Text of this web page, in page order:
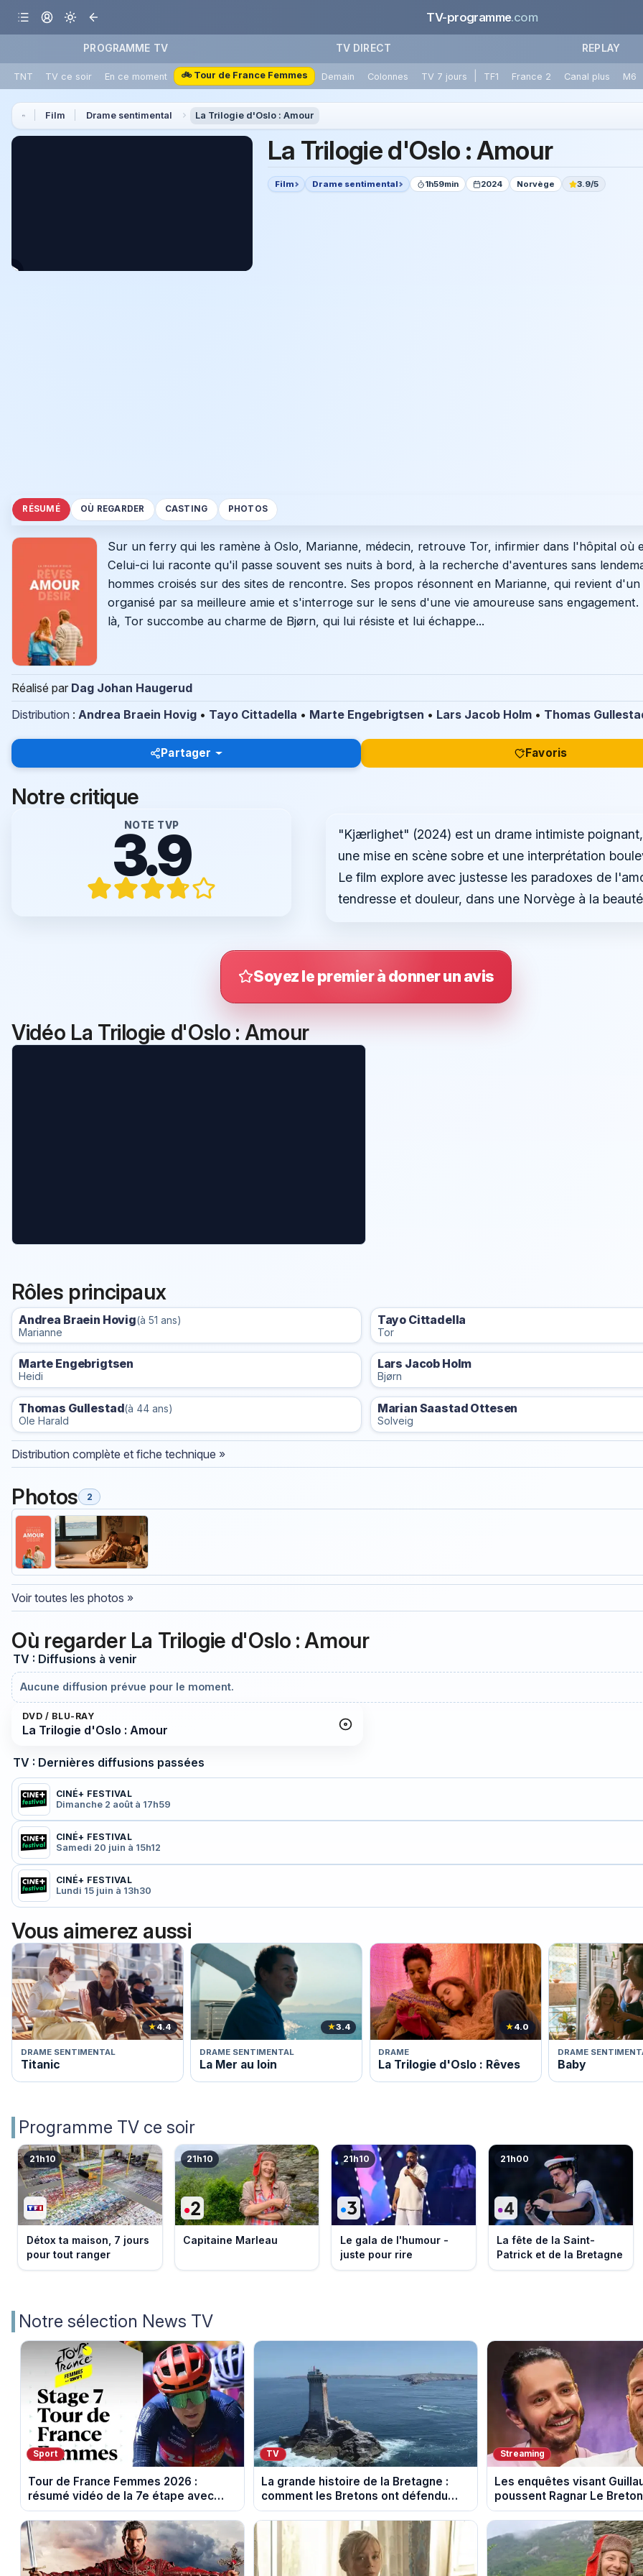
TV-programme.com
PROGRAMME TV TV DIRECT REPLAY
TNT TV ce soir En ce moment 🚲 Tour de France Femmes Demain Colonnes TV 7 jours TF1 France 2 Canal plus M6
Film Drame sentimental La Trilogie d'Oslo : Amour
La Trilogie d'Oslo : Amour
Film Drame sentimental 1h59min 2024 Norvège 3.9/5
RÉSUMÉ OÙ REGARDER CASTING PHOTOS
Sur un ferry qui les ramène à Oslo, Marianne, médecin, retrouve Tor, infirmier dans l'hôpital où
Celui-ci lui raconte qu'il passe souvent ses nuits à bord, à la recherche d'aventures sans
hommes croisés sur des sites de rencontre. Ses propos résonnent en Marianne, qui revient d'un
organisé par sa meilleure amie et s'interroge sur le sens d'une vie amoureuse sans engagement.
là, Tor succombe au charme de Bjørn, qui lui résiste et lui échappe...
Réalisé par Dag Johan Haugerud
Distribution : Andrea Braein Hovig • Tayo Cittadella • Marte Engebrigtsen • Lars Jacob Holm • Thomas
Partager Favoris
Notre critique
NOTE TVP
3.9
"Kjærlighet" (2024) est un drame intimiste
une mise en scène sobre et une interprétation
Le film explore avec justesse les paradoxes de
tendresse et douleur, dans une Norvège à la
Soyez le premier à donner un avis
Vidéo La Trilogie d'Oslo : Amour
Rôles principaux
Andrea Braein Hovig(à 51 ans)
Marianne
Tayo Cittadella
Tor
Marte Engebrigtsen
Heidi
Lars Jacob Holm
Bjørn
Thomas Gullestad(à 44 ans)
Ole Harald
Marian Saastad Ottesen
Solveig
Distribution complète et fiche technique »
Photos 2
Voir toutes les photos »
Où regarder La Trilogie d'Oslo : Amour
TV : Diffusions à venir
Aucune diffusion prévue pour le moment.
DVD / BLU-RAY
La Trilogie d'Oslo : Amour
TV : Dernières diffusions passées
CINÉ+ FESTIVAL
Dimanche 2 août à 17h59
CINÉ+ FESTIVAL
Samedi 20 juin à 15h12
CINÉ+ FESTIVAL
Lundi 15 juin à 13h30
Vous aimerez aussi
★4.4
DRAME SENTIMENTAL
Titanic
★3.4
DRAME SENTIMENTAL
La Mer au loin
★4.0
DRAME
La Trilogie d'Oslo : Rêves
DRAME
Baby
Programme TV ce soir
21h10
Détox ta maison, 7 jours
pour tout ranger
21h10
Capitaine Marleau
21h10
Le gala de l'humour -
juste pour rire
21h00
La fête de la Saint-
Patrick et de la Bretagne
Notre sélection News TV
Sport
Tour de France Femmes 2026 :
résumé vidéo de la 7e étape avec
l'ascension du Mont Ventoux
TV
La grande histoire de la Bretagne :
comment les Bretons ont défendu
leur culture au fil des décennies
Streaming
Les enquêtes visant
poussent Ragnar Le
la tournée Legend